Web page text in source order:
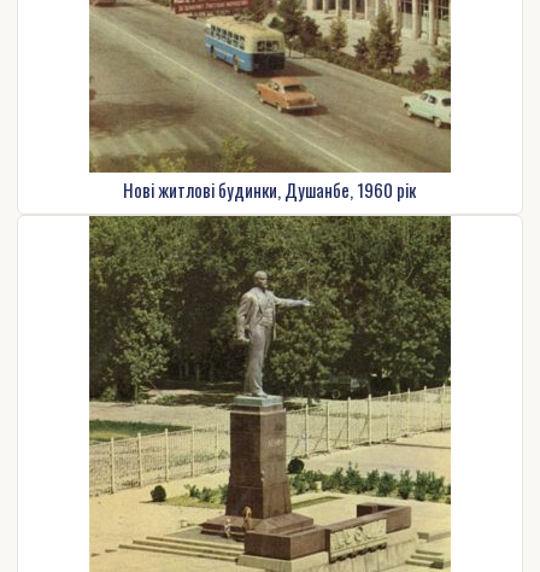
Нові житлові будинки, Душанбе, 1960 рік